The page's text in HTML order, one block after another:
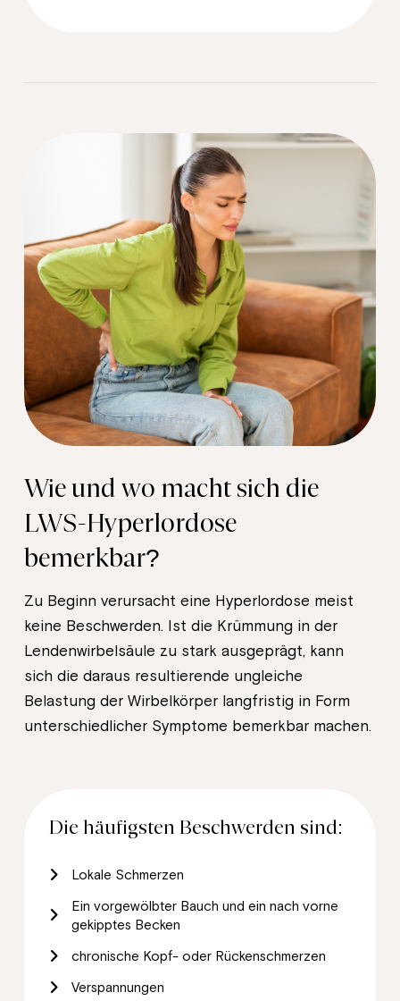
Wie und wo macht sich die
LWS-Hyperlordose
bemerkbar?
Zu Beginn verursacht eine Hyperlordose meist
keine Beschwerden. Ist die Krümmung in der
Lendenwirbelsäule zu stark ausgeprägt, kann
sich die daraus resultierende ungleiche
Belastung der Wirbelkörper langfristig in Form
unterschiedlicher Symptome bemerkbar machen.
Die häufigsten Beschwerden sind:
Lokale Schmerzen
Ein vorgewölbter Bauch und ein nach vorne
gekipptes Becken
chronische Kopf- oder Rückenschmerzen
Verspannungen